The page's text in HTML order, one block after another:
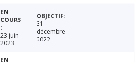
23 juin
2023
31
décembre
2022